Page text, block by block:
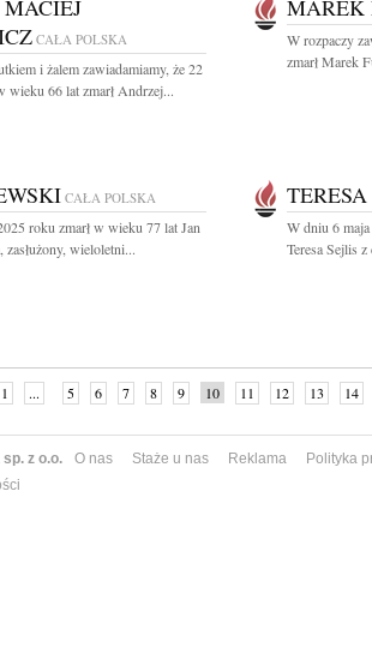
CAŁA POLSKA
i żalem zawiadamiamy, że 22
wieku 66 lat zmarł Andrzej...
MAREK
W rozpaczy
zmarł Marek
CAŁA POLSKA
roku zmarł w wieku 77 lat Jan
zasłużony, wieloletni...
W dniu 6
Teresa Sejlis
1 ... 5 6 7 8 9 10 11 12 13 14
z o.o. O nas Staże u nas Reklama
Polityka